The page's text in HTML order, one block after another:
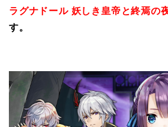
ラグナドール 妖しき皇帝と終焉の
す。